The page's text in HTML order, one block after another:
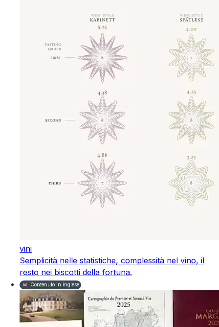
vini
Semplicità nelle statistiche, complessità nel vino, il
resto nei biscotti della fortuna.
Contenuto in inglese